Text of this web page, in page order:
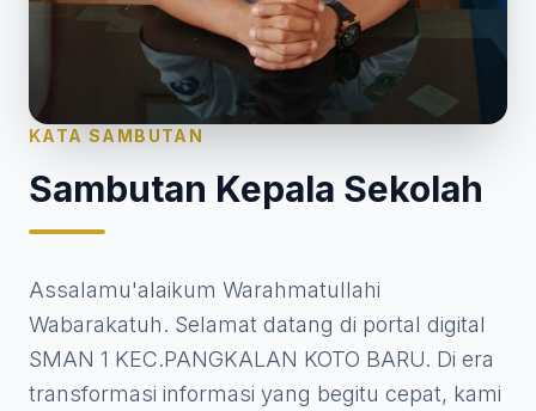
KATA SAMBUTAN
Sambutan Kepala Sekolah
Assalamu'alaikum Warahmatullahi
Wabarakatuh. Selamat datang di portal digital
SMAN 1 KEC.PANGKALAN KOTO BARU. Di era
transformasi informasi yang begitu cepat, kami